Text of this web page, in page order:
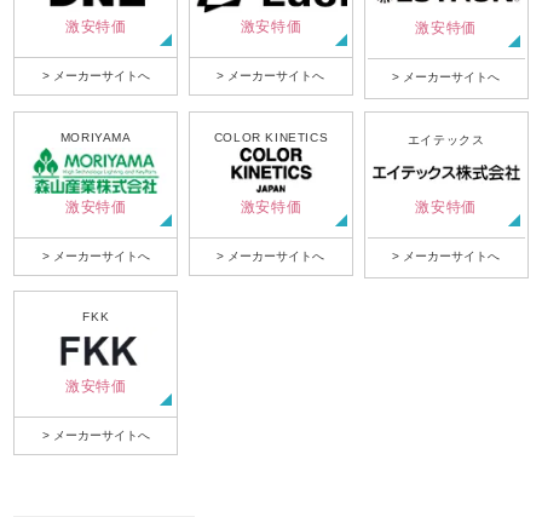
激安特価
> メーカーサイトへ
激安特価
> メーカーサイトへ
激安特価
> メーカーサイトへ
MORIYAMA
激安特価
> メーカーサイトへ
COLOR KINETICS
激安特価
> メーカーサイトへ
エイテックス
激安特価
> メーカーサイトへ
FKK
激安特価
> メーカーサイトへ